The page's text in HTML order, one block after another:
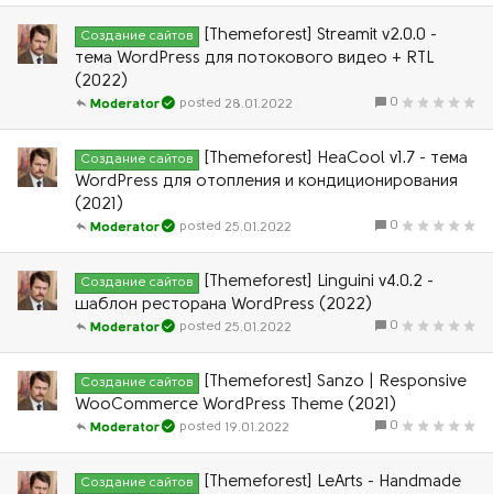
Создание сайтов
[Themeforest] Streamit v2.0.0 -
тема WordPress для потокового видео + RTL
(2022)
0
28.01.2022
Moderator
Создание сайтов
[Themeforest] HeaCool v1.7 - тема
WordPress для отопления и кондиционирования
(2021)
0
25.01.2022
Moderator
Создание сайтов
[Themeforest] Linguini v4.0.2 -
шаблон ресторана WordPress (2022)
0
25.01.2022
Moderator
Создание сайтов
[Themeforest] Sanzo | Responsive
WooCommerce WordPress Theme (2021)
0
19.01.2022
Moderator
Создание сайтов
[Themeforest] LeArts - Handmade